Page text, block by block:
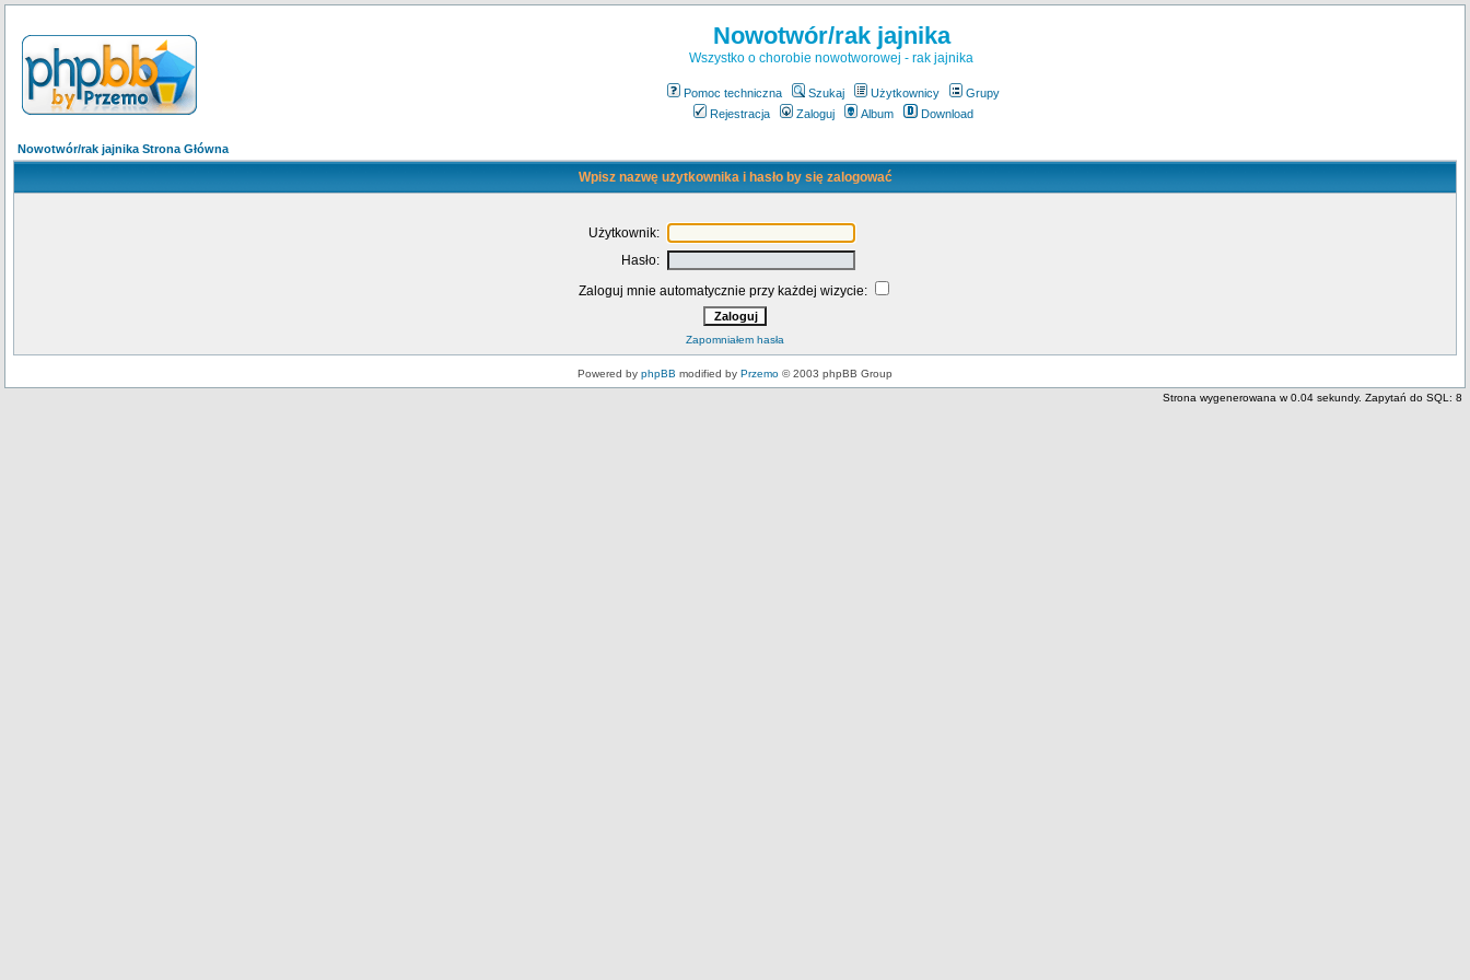
Nowotwór/rak jajnika
Wszystko o chorobie nowotworowej - rak jajnika
Pomoc techniczna Szukaj Użytkownicy
Grupy
Rejestracja
Zaloguj Album Download
Nowotwór/rak jajnika Strona Główna
Wpisz nazwę użytkownika i hasło by się zalogować
Użytkownik:
Hasło:
Zaloguj mnie automatycznie przy każdej wizycie:
Zapomniałem hasła
Powered by phpBB modified by Przemo © 2003 phpBB Group
Strona wygenerowana w 0.04 sekundy. Zapytań do SQL: 8